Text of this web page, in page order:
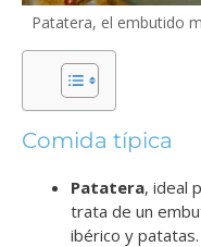
Patatera, el embutido
Comida típica
Patatera, ideal
trata de un
ibérico y patatas.